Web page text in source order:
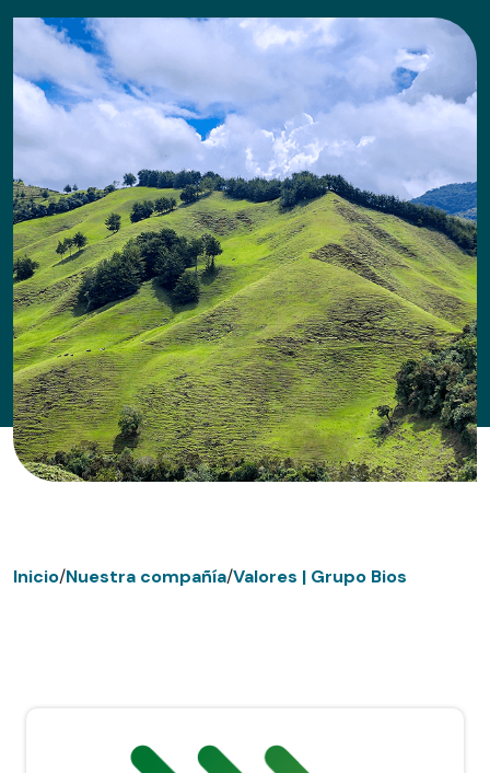
Inicio/Nuestra compañía/Valores | Grupo Bios